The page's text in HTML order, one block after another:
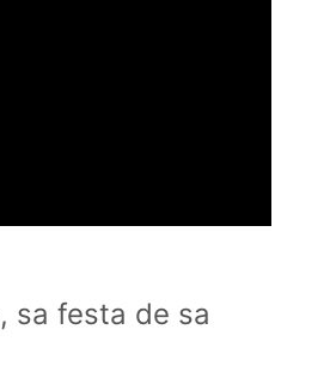
, sa festa de sa